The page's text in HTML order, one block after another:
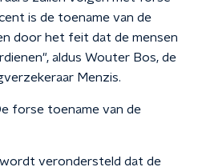
is de toename van de
door het feit dat de mensen
aldus Wouter Bos, de
Menzis.
forse toename van de
verondersteld dat de